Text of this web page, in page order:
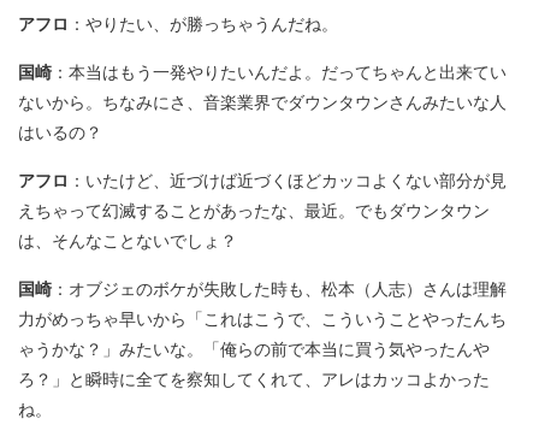
アフロ ：やりたい、が勝っちゃうんだね。
国崎 ：本当はもう一発やりたいんだよ。だってちゃんと出来てい
ないから。ちなみにさ、音楽業界でダウンタウンさんみたいな人
はいるの？
アフロ ：いたけど、近づけば近づくほどカッコよくない部分が見
えちゃって幻滅することがあったな、最近。でもダウンタウン
は、そんなことないでしょ？
国崎 ：オブジェのボケが失敗した時も、松本（人志）さんは理解
力がめっちゃ早いから「これはこうで、こういうことやったんち
ゃうかな？」みたいな。「俺らの前で本当に買う気やったんや
ろ？」と瞬時に全てを察知してくれて、アレはカッコよかった
ね。